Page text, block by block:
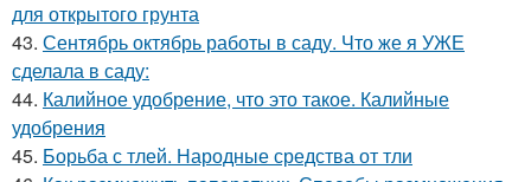
для открытого грунта
43. Сентябрь октябрь работы в саду. Что же я УЖЕ
сделала в саду:
44. Калийное удобрение, что это такое. Калийные
удобрения
45. Борьба с тлей. Народные средства от тли